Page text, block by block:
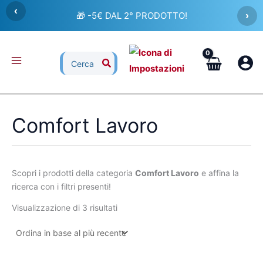
Vai
contenuto
‹ 🎁 -5€ DAL 2° PRODOTTO! ›
Ricerca
per:
Comfort Lavoro
Scopri i prodotti della categoria Comfort Lavoro e affina la
ricerca con i filtri presenti!
Visualizzazione di 3 risultati
in
base
recente